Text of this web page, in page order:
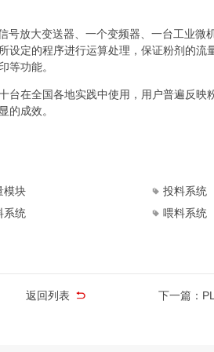
号放大变送器、一个变频器、一台工业微
设定的程序进行运算处理，保证粉剂的流
等功能。
台在全国各地实践中使用，用户普遍反映
的成效。
模块
投料系统
系统 喂料系统
返回列表 下一篇：